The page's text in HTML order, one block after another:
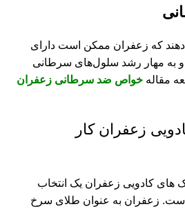
که زعفران ممکن است دارای
به مهار رشد سلول‌های سرطانی
مقاله خواص ضد سرطانی زعفران
زعفران کار
های کادویی زعفران یک انتخاب
زعفران به عنوان طلای سرخ